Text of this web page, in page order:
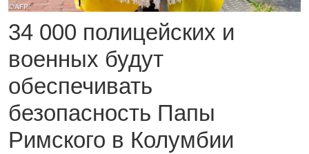
34 000 полицейских и
военных будут
обеспечивать
безопасность Папы
Римского в Колумбии